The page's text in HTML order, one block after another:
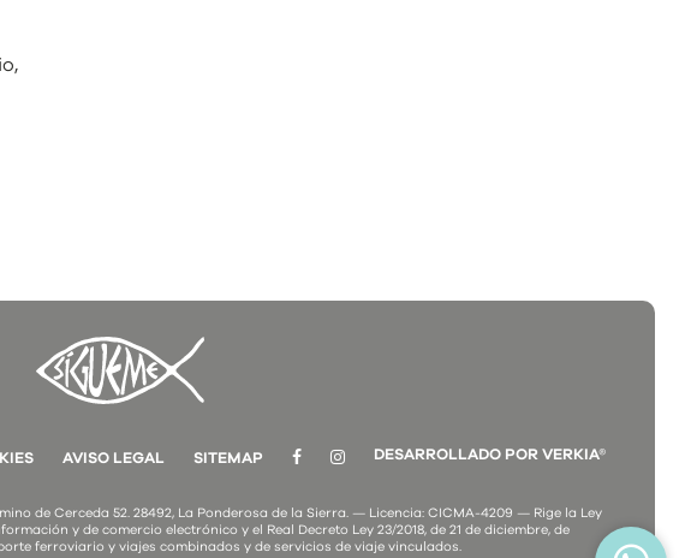
AVISO LEGAL SITEMAP DESARROLLADO POR VERKIA®
de Cerceda 52. 28492, La Ponderosa de la Sierra. — Licencia: CICMA-4209 — Rige la Ley
y de comercio electrónico y el Real Decreto Ley 23/2018, de 21 de diciembre, de
ferroviario y viajes combinados y de servicios de viaje vinculados.